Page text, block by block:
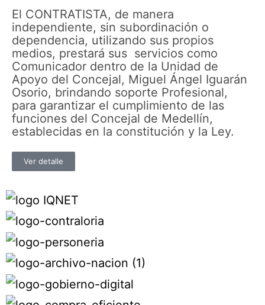
El CONTRATISTA, de manera
independiente, sin subordinación o
dependencia, utilizando sus propios
medios, prestará sus servicios como
Comunicador dentro de la Unidad de
Apoyo del Concejal, Miguel Ángel Iguarán
Osorio, brindando soporte Profesional,
para garantizar el cumplimiento de las
funciones del Concejal de Medellín,
establecidas en la constitución y la Ley.
Ver detalle